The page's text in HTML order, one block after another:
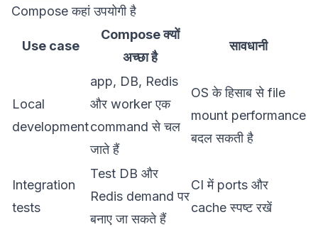
Compose कहां उपयोगी है
Use case
Compose क्यों
अच्छा है
सावधानी
Local
development
app, DB, Redis
और worker एक
command से चल
जाते हैं
OS के हिसाब से file
mount performance
बदल सकती है
Integration
tests
Test DB और
Redis demand पर
बनाए जा सकते हैं
CI में ports और
cache स्पष्ट रखें